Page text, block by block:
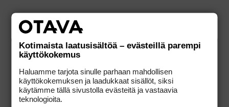
Kotimaista laatusisältöä – evästeillä parempi
käyttökokemus
Haluamme tarjota sinulle parhaan mahdollisen
käyttökokemuksen ja laadukkaat sisällöt, siksi
käytämme tällä sivustolla evästeitä ja vastaavia
teknologioita.